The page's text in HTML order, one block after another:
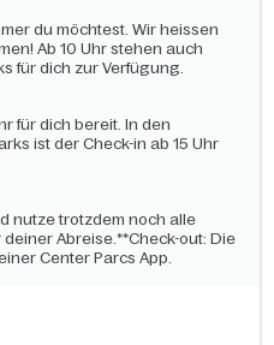
du möchtest. Wir heissen
Ab 10 Uhr stehen auch
für dich zur Verfügung.
für dich bereit. In den
ist der Check-in ab 15 Uhr
nutze trotzdem noch alle
Abreise.**Check-out: Die
Center Parcs App.